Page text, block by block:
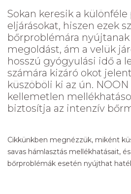
Sokan keresik a
eljárásokat, hiszen ezek
bőrproblémára
megoldást, ám a velük
hosszú gyógyulási idő a
számára kizáró okot
küszöböli ki az ún.
kellemetlen
biztosítja az intenzív
Cikkünkben megnézzük, miként
savas hámlasztás mellékhatásait,
bőrproblémák esetén nyújthat